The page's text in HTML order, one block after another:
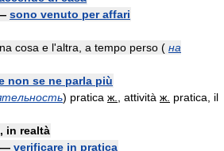
sono venuto per affari
cosa e l'altra, a tempo perso ( на
non se ne parla più
) pratica ж. , attività ж. pratica, il
in realtà
— verificare in pratica